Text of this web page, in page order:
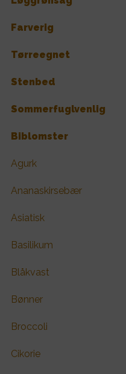
Farverig
Tørreegnet
Stenbed
Sommerfuglvenlig
Biblomster
Agurk
Ananaskirsebær
Asiatisk
Basilikum
Blåkvast
Bønner
Broccoli
Cikorie